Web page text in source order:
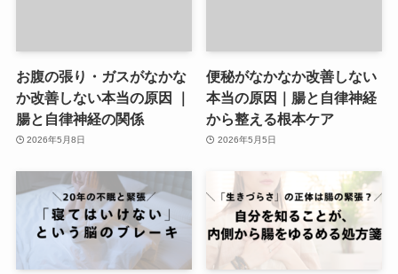
お腹の張り・ガスがなかな
か改善しない本当の原因 ｜
腸と自律神経の関係
2026年5月8日
便秘がなかなか改善しない
本当の原因｜腸と自律神経
から整える根本ケア
2026年5月5日